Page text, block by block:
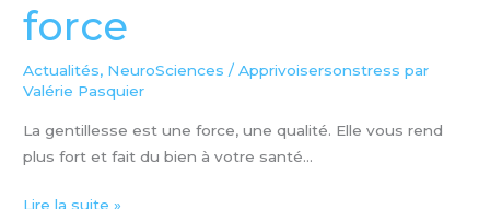
force
Actualités, NeuroSciences /Apprivoisersonstress par
Valérie Pasquier
La gentillesse est une force, une qualité. Elle vous rend
plus fort et fait du bien à votre santé…
Lire la suite »